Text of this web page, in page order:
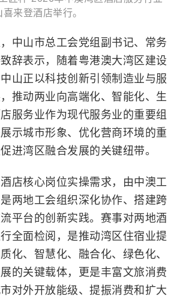
来登酒店举行。
中山市总工会党组副书记、常务
辞表示，随着粤港澳大湾区建设
山正以科技创新引领制造业与服
推动两业向高端化、智能化、生
服务业作为现代服务业的重要组
示城市形象、优化营商环境的重
进湾区融合发展的关键纽带。
店核心岗位实操需求，由中澳工
两地工会组织深化协作、搭建跨
平台的创新实践。赛事对两地酒
全面检阅，是推动湾区住宿业提
化、智慧化、融合化、绿色化、
的关键载体，更是丰富文旅消费
对外开放能级、提振消费和扩大